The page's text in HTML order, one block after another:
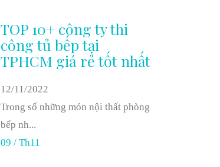
TOP 10+ công ty thi
công tủ bếp tại
TPHCM giá rẻ tốt nhất
12/11/2022
Trong số những món nội thất phòng
bếp nh...
09 / Th11